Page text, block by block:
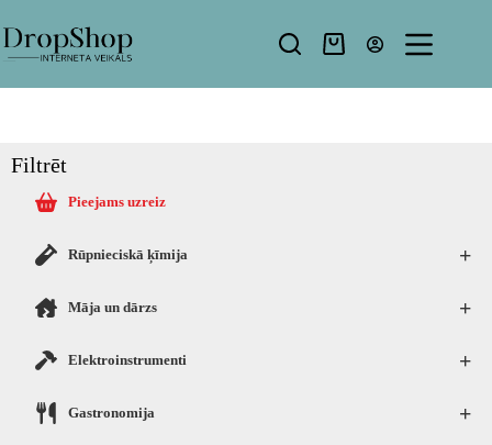
Filtrēt
Pieejams uzreiz
+
Rūpnieciskā ķīmija
+
Māja un dārzs
+
Elektroinstrumenti
+
Gastronomija